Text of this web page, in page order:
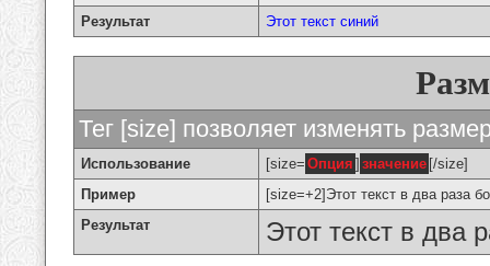
Результат
Этот текст синий
Тег [size] позволяет изменять
Использование [size= Опция ] значение [/size]
Пример
[size=+2]Этот текст в два раза
Результат
Этот текст в два